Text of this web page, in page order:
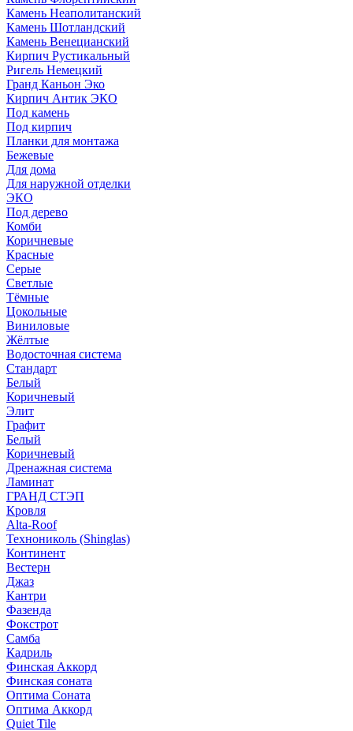
Камень Неаполитанский
Камень Шотландский
Камень Венецианский
Кирпич Рустикальный
Ригель Немецкий
Гранд Каньон Эко
Кирпич Антик ЭКО
Под камень
Под кирпич
Планки для монтажа
Бежевые
Для дома
Для наружной отделки
ЭКO
Под дерево
Комби
Коричневые
Красные
Серые
Светлые
Тёмные
Цокольные
Виниловые
Жёлтые
Водосточная система
Стандарт
Белый
Коричневый
Элит
Графит
Белый
Коричневый
Дренажная система
Ламинат
ГРАНД СТЭП
Кровля
Alta-Roof
Технониколь (Shinglas)
Континент
Вестерн
Джаз
Кантри
Фазенда
Фокстрот
Самба
Кадриль
Финская Аккорд
Финская соната
Оптима Соната
Оптима Аккорд
Quiet Tile